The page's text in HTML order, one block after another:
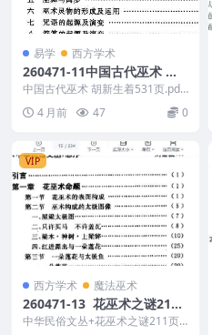
易学 西方学术
260471-11中国古代巫术 胡
新生着531页
中国古代巫术 胡新生着531页.pdf
260471-11 以下内容为整理的相
关...4 月前 47 0
VIP
西方学术 魔法巫术
260471-13 花巫术之谜211
页
中华民俗文丛+花巫术之谜211页 2